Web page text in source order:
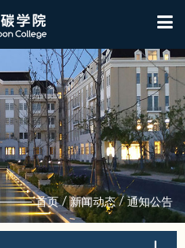
首页/新闻动态/ 通知公告